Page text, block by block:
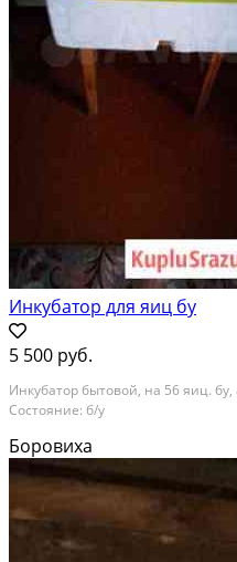
Инкубатор для яиц бу
5 500 руб.
Инкубатор бытовой, на 56 яиц.
Состояние: б/у
Боровиха